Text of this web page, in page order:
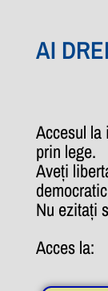
AI
Accesul
prin lege.
Aveți
Nu ezitați
Acces la: